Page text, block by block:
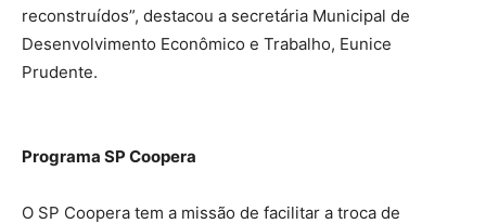
reconstruídos”, destacou a secretária Municipal de
Desenvolvimento Econômico e Trabalho, Eunice
Prudente.
Programa SP Coopera
O SP Coopera tem a missão de facilitar a troca de